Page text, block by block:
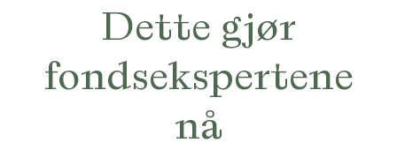
Dette gjør
fondsekspertene
nå